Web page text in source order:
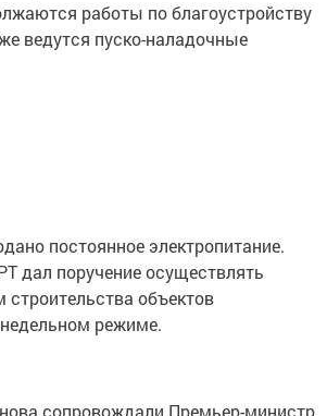
работы по благоустройству
ведутся пуско-наладочные
постоянное электропитание.
дал поручение осуществлять
строительства объектов
режиме.